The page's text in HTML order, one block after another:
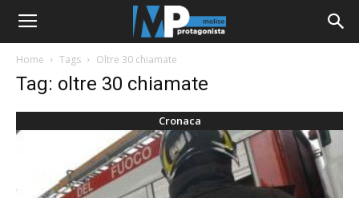
Home Tags Oltre 30 chiamate
Tag: oltre 30 chiamate
Cronaca